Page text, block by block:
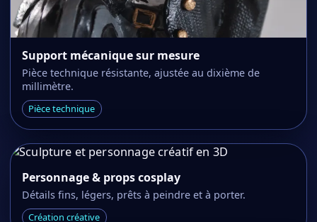
Support mécanique sur mesure
Pièce technique résistante, ajustée au dixième de
millimètre.
Pièce technique
Personnage & props cosplay
Détails fins, légers, prêts à peindre et à porter.
Création créative